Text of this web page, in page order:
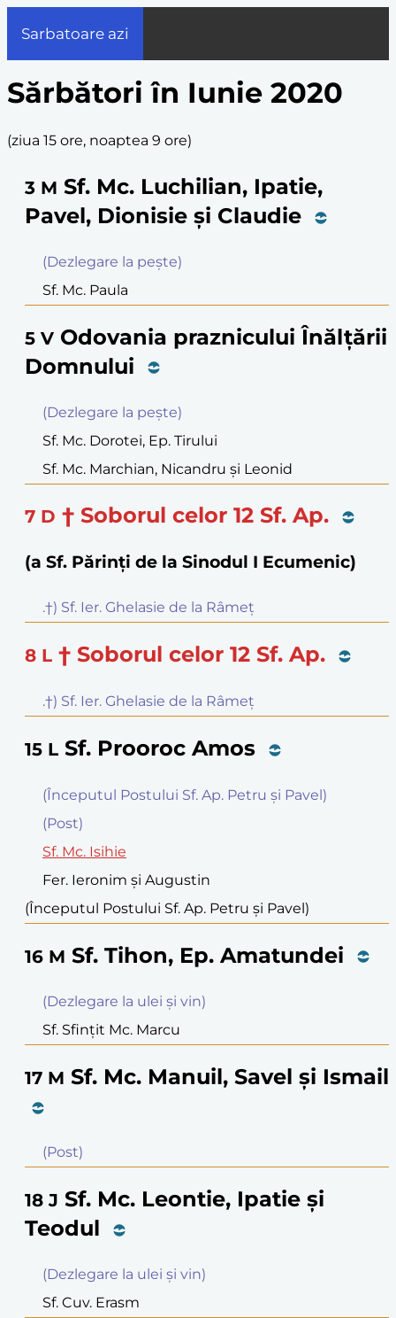
Sarbatoare azi
Sărbători în Iunie 2020
(ziua 15 ore, noaptea 9 ore)
3 M Sf. Mc. Luchilian, Ipatie,
Pavel, Dionisie şi Claudie
(Dezlegare la peşte)
Sf. Mc. Paula
5 V Odovania praznicului Înălțării
Domnului
(Dezlegare la peşte)
Sf. Mc. Dorotei, Ep. Tirului
Sf. Mc. Marchian, Nicandru şi Leonid
7 D † Soborul celor 12 Sf. Ap.
(a Sf. Părinți de la Sinodul I Ecumenic)
.†) Sf. Ier. Ghelasie de la Râmeţ
8 L † Soborul celor 12 Sf. Ap.
.†) Sf. Ier. Ghelasie de la Râmeţ
15 L Sf. Prooroc Amos
(Începutul Postului Sf. Ap. Petru și Pavel)
(Post)
Sf. Mc. Isihie
Fer. Ieronim şi Augustin
(Începutul Postului Sf. Ap. Petru și Pavel)
16 M Sf. Tihon, Ep. Amatundei
(Dezlegare la ulei şi vin)
Sf. Sfinţit Mc. Marcu
17 M Sf. Mc. Manuil, Savel şi Ismail
(Post)
18 J Sf. Mc. Leontie, Ipatie şi
Teodul
(Dezlegare la ulei şi vin)
Sf. Cuv. Erasm